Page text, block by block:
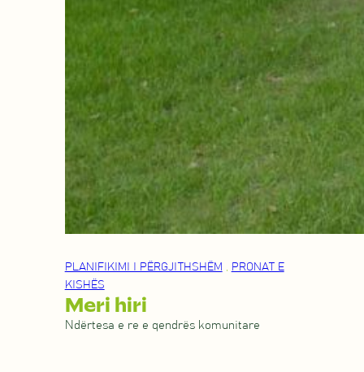
PLANIFIKIMI I PËRGJITHSHËM , PRONAT E
KISHËS
Meri hiri
Ndërtesa e re e qendrës komunitare